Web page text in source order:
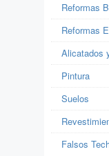
Reformas
Reformas
Alicatados
Pintura
Suelos
Falsos